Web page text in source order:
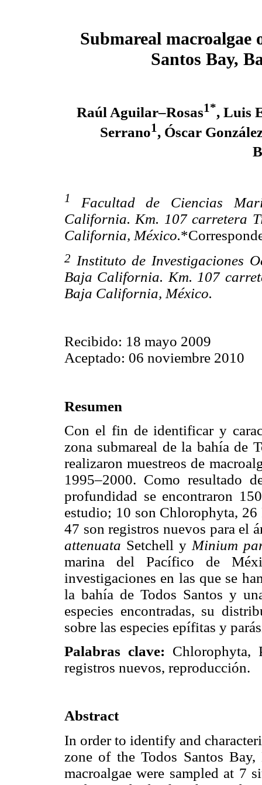
Submareal macroalgae
Santos Bay,
Raúl Aguilar–Rosas1*, Luis
Serrano1, Óscar
1 Facultad de Ciencias
California. Km. 107 carretera
California, México.
2 Instituto de Investigaciones
Baja California. Km. 107
Baja California, México.
Recibido: 18 mayo 2009
Aceptado: 06 noviembre 2010
Resumen
Con el fin de identificar y
zona submareal de la bahía de
realizaron muestreos de
1995–2000. Como resultado
profundidad se encontraron
estudio; 10 son Chlorophyta,
47 son registros nuevos para el
attenuata Setchell y Minium
marina del Pacífico de
investigaciones en las que se
la bahía de Todos Santos y
especies encontradas, su
sobre las especies epífitas y
Palabras clave: Chlorophyta,
registros nuevos, reproducción.
Abstract
In order to identify and
zone of the Todos Santos
macroalgae were sampled at 7